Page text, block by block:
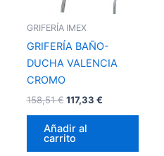
GRIFERÍA IMEX
GRIFERÍA BAÑO-
DUCHA VALENCIA
CROMO
158,51€ 117,33 €
Añadir al
carrito